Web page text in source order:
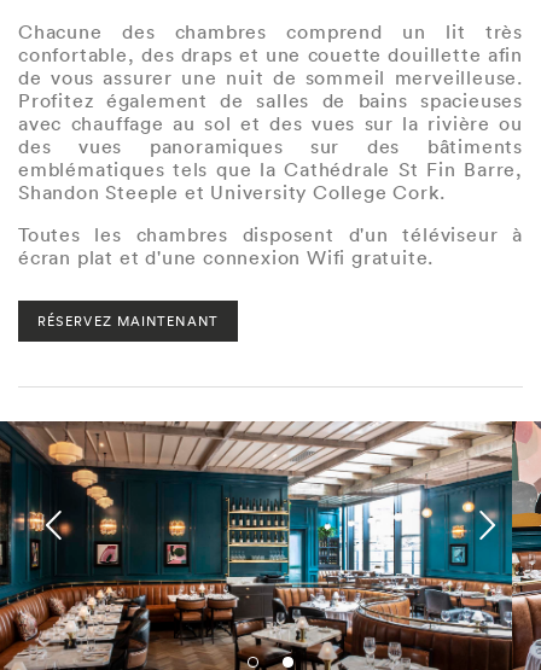
Chacune des chambres comprend un lit très
confortable, des draps et une couette douillette afin
de vous assurer une nuit de sommeil merveilleuse.
Profitez également de salles de bains spacieuses
avec chauffage au sol et des vues sur la rivière ou
des vues panoramiques sur des bâtiments
emblématiques tels que la Cathédrale St Fin Barre,
Shandon Steeple et University College Cork.
Toutes les chambres disposent d'un téléviseur à
écran plat et d'une connexion Wifi gratuite.
RÉSERVEZ MAINTENANT